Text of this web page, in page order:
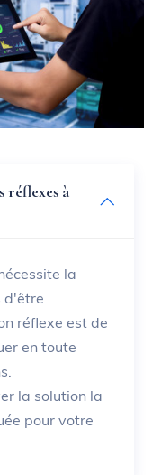
réflexes à
la
d'être
réflexe est de
en toute
la solution la
pour votre